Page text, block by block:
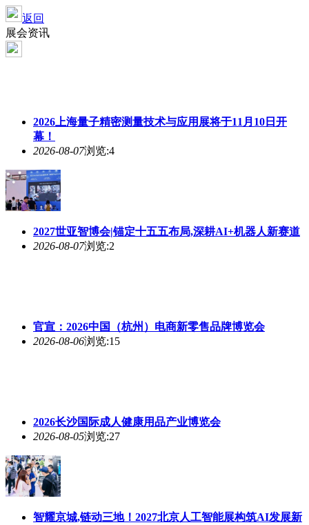
返回
展会资讯
2026上海量子精密测量技术与应用展将于11月10日开
幕！
2026-08-07浏览:4
2027世亚智博会|锚定十五五布局,深耕AI+机器人新赛道
2026-08-07浏览:2
官宣：2026中国（杭州）电商新零售品牌博览会
2026-08-06浏览:15
2026长沙国际成人健康用品产业博览会
2026-08-05浏览:27
智耀京城,链动三地！2027北京人工智能展构筑AI发展新